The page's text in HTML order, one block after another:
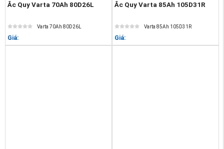
Ắc Quy Varta 70Ah 80D26L
Varta 70Ah 80D26L
Giá:
Ắc Quy Varta 85Ah 105D31R
Varta 85Ah 105D31R
Giá: